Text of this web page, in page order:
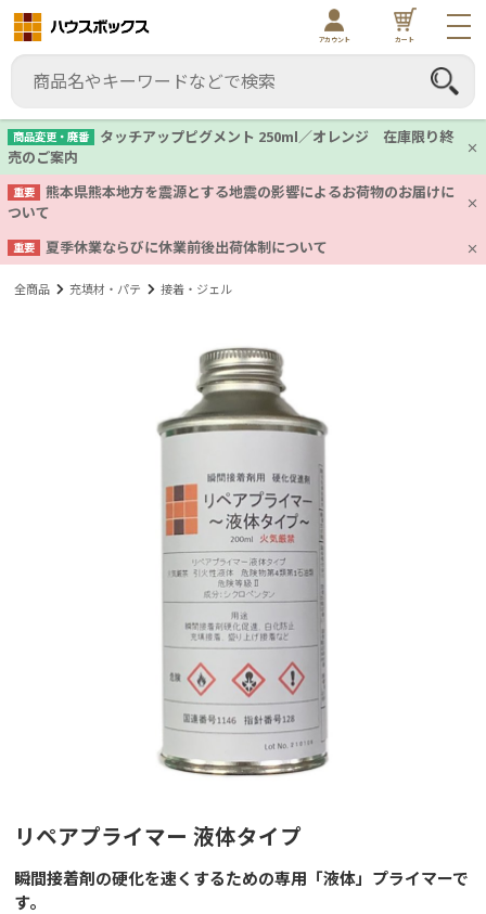
商品変更・廃番
タッチアップピグメント 250ml／オレンジ 在庫限り終
売のご案内
重要
熊本県熊本地方を震源とする地震の影響によるお荷物のお届けに
ついて
重要 夏季休業ならびに休業前後出荷体制について
アカウント カート
全商品 充填材・パテ 接着・ジェル
リペアプライマー 液体タイプ
瞬間接着剤の硬化を速くするための専用「液体」プライマーで
す。